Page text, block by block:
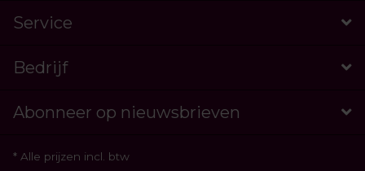
Service
Bedrijf
Abonneer op nieuwsbrieven
* Alle prijzen incl. btw